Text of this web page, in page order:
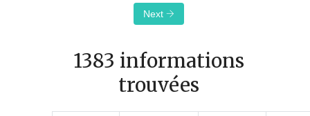
Next
1383 informations
trouvées